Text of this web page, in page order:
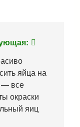
яйца на
— все
окраски
яиц